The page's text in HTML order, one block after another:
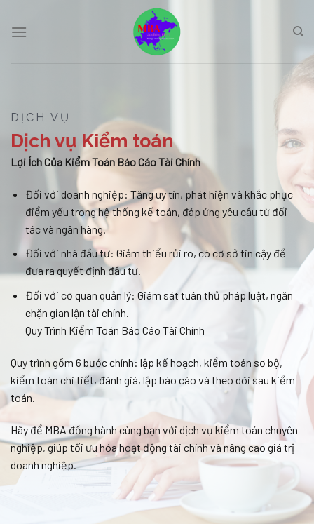
DỊCH VỤ
Dịch vụ Kiểm toán
Lợi Ích Của Kiểm Toán Báo Cáo Tài Chính
Đối với doanh nghiệp: Tăng uy tín, phát hiện và khắc phục
điểm yếu trong hệ thống kế toán, đáp ứng yêu cầu từ đối
tác và ngân hàng.
Đối với nhà đầu tư: Giảm thiểu rủi ro, có cơ sở tin cậy để
đưa ra quyết định đầu tư.
Đối với cơ quan quản lý: Giám sát tuân thủ pháp luật, ngăn
chặn gian lận tài chính.
Quy Trình Kiểm Toán Báo Cáo Tài Chính
Quy trình gồm 6 bước chính: lập kế hoạch, kiểm toán sơ bộ,
kiểm toán chi tiết, đánh giá, lập báo cáo và theo dõi sau kiểm
toán.
Hãy để MBA đồng hành cùng bạn với dịch vụ kiểm toán chuyên
nghiệp, giúp tối ưu hóa hoạt động tài chính và nâng cao giá trị
doanh nghiệp.